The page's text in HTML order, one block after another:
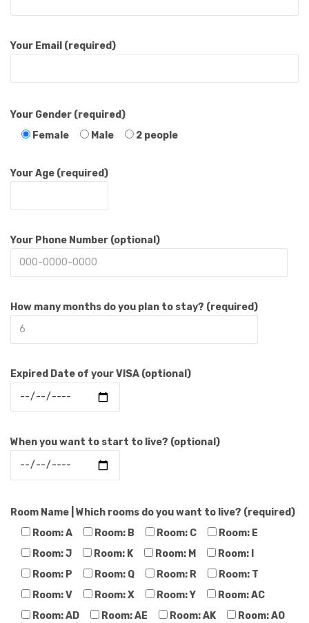
Your Email (required)
Your Gender (required)
Female
Male 2 people
Your Age (required)
Your Phone Number (optional)
How many months do you plan to stay? (required)
Expired Date of your VISA (optional)
When you want to start to live? (optional)
Room Name | Which rooms do you want to live? (required)
Room: A
Room: B Room: C
Room: E
Room: J
Room: K Room: M
Room: I
Room: P
Room: Q Room: R
Room: T
Room: V
Room: X Room: Y
Room: AC
Room: AD
Room: AE Room: AK Room: AO